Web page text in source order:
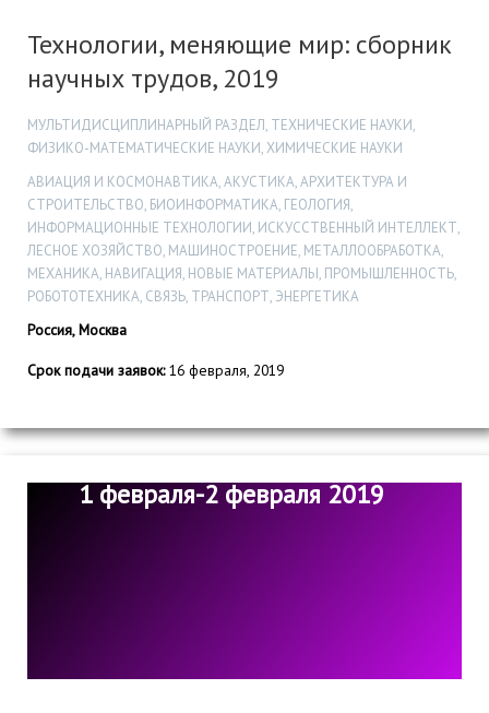
Технологии, меняющие мир: сборник
научных трудов, 2019
МУЛЬТИДИСЦИПЛИНАРНЫЙ РАЗДЕЛ, ТЕХНИЧЕСКИЕ НАУКИ,
ФИЗИКО-МАТЕМАТИЧЕСКИЕ НАУКИ, ХИМИЧЕСКИЕ НАУКИ
АВИАЦИЯ И КОСМОНАВТИКА, АКУСТИКА, АРХИТЕКТУРА И
СТРОИТЕЛЬСТВО, БИОИНФОРМАТИКА, ГЕОЛОГИЯ,
ИНФОРМАЦИОННЫЕ ТЕХНОЛОГИИ, ИСКУССТВЕННЫЙ ИНТЕЛЛЕКТ,
ЛЕСНОЕ ХОЗЯЙСТВО, МАШИНОСТРОЕНИЕ, МЕТАЛЛООБРАБОТКА,
МЕХАНИКА, НАВИГАЦИЯ, НОВЫЕ МАТЕРИАЛЫ, ПРОМЫШЛЕННОСТЬ,
РОБОТОТЕХНИКА, СВЯЗЬ, ТРАНСПОРТ, ЭНЕРГЕТИКА
Россия, Москва
Срок подачи заявок:16 февраля, 2019
1 февраля-2 февраля 2019